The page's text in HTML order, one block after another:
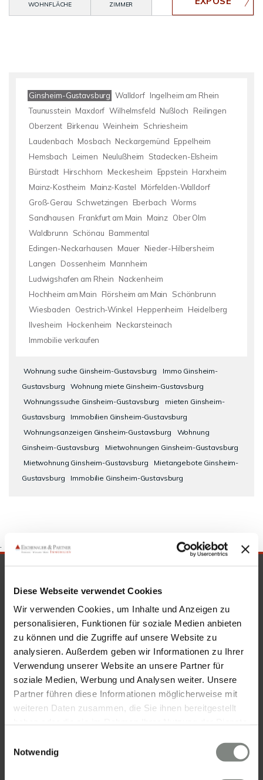
Diese Webseite verwendet Cookies
Wir verwenden Cookies, um Inhalte und Anzeigen zu
personalisieren, Funktionen für soziale Medien anbieten
zu können und die Zugriffe auf unsere Website zu
analysieren. Außerdem geben wir Informationen zu Ihrer
Verwendung unserer Website an unsere Partner für
soziale Medien, Werbung und Analysen weiter. Unsere
Partner führen diese Informationen möglicherweise mit
weiteren Daten zusammen, die Sie ihnen bereitgestellt
Cookies, wenn Sie unsere Webseite weiterhin nutzen.
Notwendig
WOHNFLÄCHE
ZIMMER
Ginsheim-Gustavsburg Walldorf Ingelheim am Rhein
Taunusstein Maxdorf Wilhelmsfeld Nußloch
Reilingen
Oberzent Birkenau Weinheim
Schriesheim
Laudenbach Mosbach Neckargemünd Eppelheim
Hemsbach
Leimen Neulußheim
Stadecken-Elsheim
Bürstadt Hirschhorn Meckesheim Eppstein Harxheim
Mainz-Kostheim
Mainz-Kastel
Mörfelden-Walldorf
Groß-Gerau Schwetzingen Eberbach Worms
Sandhausen Frankfurt am Main Mainz Ober Olm
Waldbrunn
Schönau Bammental
Edingen-Neckarhausen
Mauer Nieder-Hilbersheim
Langen
Dossenheim Mannheim
Ludwigshafen am Rhein
Nackenheim
Hochheim am Main
Flörsheim am Main
Schönbrunn
Wiesbaden
Oestrich-Winkel Heppenheim
Heidelberg
Ilvesheim
Hockenheim
Neckarsteinach
Immobilie verkaufen
Wohnung suche Ginsheim-Gustavsburg
Immo Ginsheim-
Gustavsburg
Wohnung miete Ginsheim-Gustavsburg
Wohnungssuche Ginsheim-Gustavsburg
mieten Ginsheim-
Gustavsburg
Immobilien Ginsheim-Gustavsburg
Wohnungsanzeigen Ginsheim-Gustavsburg
Wohnung
Ginsheim-Gustavsburg
Mietwohnungen Ginsheim-Gustavsburg
Mietwohnung Ginsheim-Gustavsburg
Mietangebote Ginsheim-
Gustavsburg
Immobilie Ginsheim-Gustavsburg
.
KONTAKT
Eschenauer & Partner Immobilien